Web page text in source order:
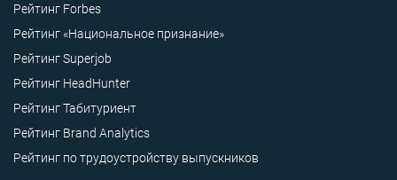
Рейтинг Forbes
Рейтинг «Национальное признание»
Рейтинг Superjob
Рейтинг HeadHunter
Рейтинг Табитуриент
Рейтинг Brand Analytics
Рейтинг по трудоустройству выпускников